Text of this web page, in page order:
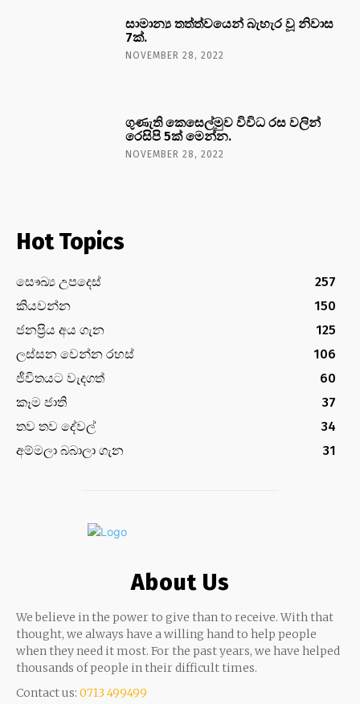
සාමාන්‍ය තත්ත්වයෙන් බැහැර වූ නිවාස
7ක්.
NOVEMBER 28, 2022
ගුණැති කෙසෙල්මුව විවිධ රස වලින්
රෙසිපි 5ක් මෙන්න.
NOVEMBER 28, 2022
Hot Topics
සෞඛ්‍ය උපදෙස්
257
කියවන්න
150
ජනප්‍රිය අය ගැන
125
ලස්සන වෙන්න රහස්
106
ජීවිතයට වැදගත්
60
කෑම ජාති
37
තව තව දේවල්
34
අම්මලා බබාලා ගැන
31
About Us
We believe in the power to give than to receive. With that
thought, we always have a willing hand to help people
when they need it most. For the past years, we have helped
thousands of people in their difficult times.
Contact us: 0713 499499